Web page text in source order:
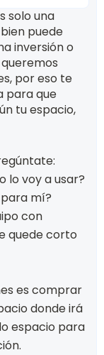
solo una
puede
inversión o
por eso te
para que
tu espacio,
lo voy a usar?
mí?
con
quede corto
es comprar
donde irá
espacio para